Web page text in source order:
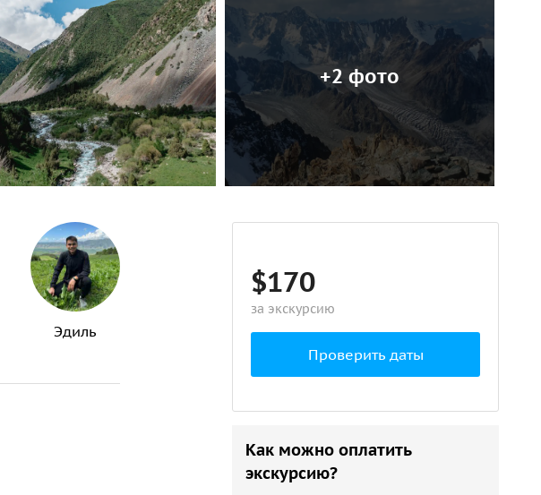
+2 фото
Эдиль
$170
за экскурсию
Проверить даты
Как можно оплатить
экскурсию?